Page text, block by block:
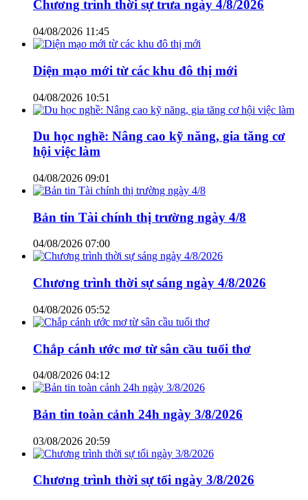
Chương trình thời sự trưa ngày 4/8/2026
04/08/2026 11:45
Diện mạo mới từ các khu đô thị mới
04/08/2026 10:51
Du học nghề: Nâng cao kỹ năng, gia tăng cơ
hội việc làm
04/08/2026 09:01
Bản tin Tài chính thị trường ngày 4/8
04/08/2026 07:00
Chương trình thời sự sáng ngày 4/8/2026
04/08/2026 05:52
Chắp cánh ước mơ từ sân cầu tuổi thơ
04/08/2026 04:12
Bản tin toàn cảnh 24h ngày 3/8/2026
03/08/2026 20:59
Chương trình thời sự tối ngày 3/8/2026